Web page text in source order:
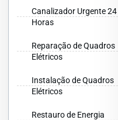
Canalizador Urgente 24
Horas
Reparação de Quadros
Elétricos
Instalação de Quadros
Elétricos
Restauro de Energia